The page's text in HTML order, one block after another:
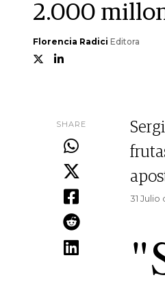
2.000
Florencia Radici Editora
SHARE
31 Julio